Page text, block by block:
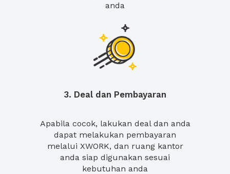
anda
3. Deal dan Pembayaran
Apabila cocok, lakukan deal dan anda
dapat melakukan pembayaran
melalui XWORK, dan ruang kantor
anda siap digunakan sesuai
kebutuhan anda